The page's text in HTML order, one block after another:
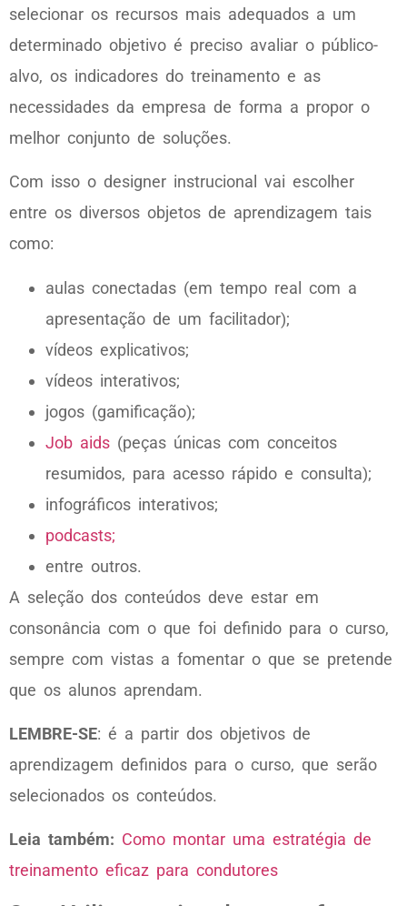
selecionar os recursos mais adequados a um
determinado objetivo é preciso avaliar o público-
alvo, os indicadores do treinamento e as
necessidades da empresa de forma a propor o
melhor conjunto de soluções.
Com isso o designer instrucional vai escolher
entre os diversos objetos de aprendizagem tais
como:
aulas conectadas (em tempo real com a
apresentação de um facilitador);
vídeos explicativos;
vídeos interativos;
jogos (gamificação);
Job aids (peças únicas com conceitos
resumidos, para acesso rápido e consulta);
infográficos interativos;
podcasts;
entre outros.
A seleção dos conteúdos deve estar em
consonância com o que foi definido para o curso,
sempre com vistas a fomentar o que se pretende
que os alunos aprendam.
LEMBRE-SE: é a partir dos objetivos de
aprendizagem definidos para o curso, que serão
selecionados os conteúdos.
Leia também: Como montar uma estratégia de
treinamento eficaz para condutores